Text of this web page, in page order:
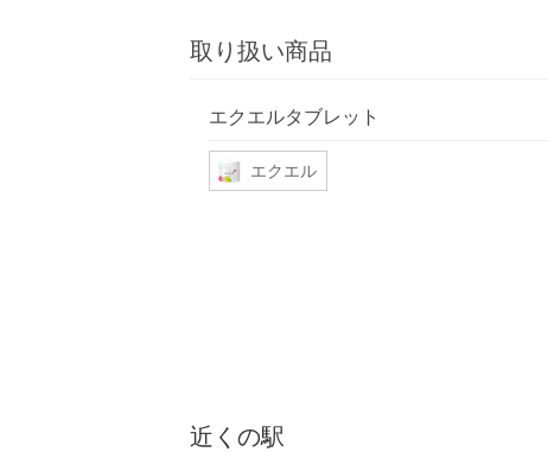
取り扱い商品
エクエルタブレット
エクエル
近くの駅